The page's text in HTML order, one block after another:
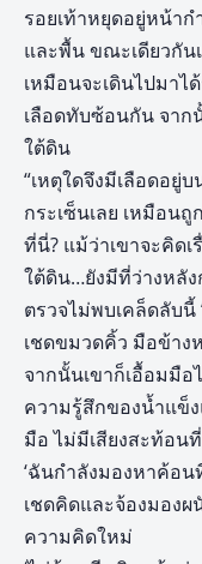
รอยเท้าหยุดอยู่หน้า
และพื้น ขณะเดียวกัน
เหมือนจะเดินไปมาไ
เลือดทับซ้อนกัน จาก
ใต้ดิน
“เหตุใดจึงมีเลือดอยู่
กระเซ็นเลย เหมือน
ที่นี่? แม้ว่าเขาจะคิดเ
ใต้ดิน…ยังมีที่ว่างหลัง
ตรวจไม่พบเคล็ดลับนี้
เชดขมวดคิ้ว มือข้าง
จากนั้นเขาก็เอื้อมมื
ความรู้สึกของน้ำแข็
มือ ไม่มีเสียงสะท้อนที่
‘ฉันกำลังมองหาค้อ
เชดคิดและจ้องมอง
ความคิดใหม่